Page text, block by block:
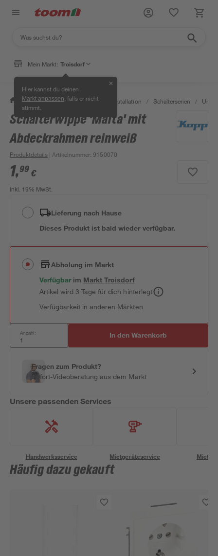
Mein Markt: Troisdorf
Hier kannst du deinen
Markt anpassen , falls er nicht
stimmt.
✕
/ Bauen & Renovieren / Elektroinstallation / Schalterserien /
Schalterwippe 'Malta' mit
Abdeckrahmen reinweiß
Produktdetails | Artikelnummer:9150070
1,99 €
inkl. 19% MwSt.
Lieferung nach Hause
Dieses Produkt ist bald wieder verfügbar.
Abholung im Markt
Verfügbar im MarktTroisdorf
Artikel wird 3 Tage für dich hinterlegt
Verfügbarkeit in anderen Märkten
Anzahl: In den Warenkorb
Fragen zum Produkt?
Sofort-Videoberatung aus dem Markt
Unsere passenden Services
Handwerksservice Mietgeräteservice
Häufig dazu gekauft